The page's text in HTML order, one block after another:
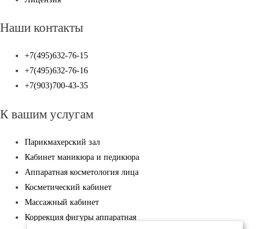
Наши контакты
+7(495)632-76-15
+7(495)632-76-16
+7(903)700-43-35
К вашим услугам
Парикмахерский зал
Кабинет маникюра и педикюра
Аппаратная косметология лица
Косметический кабинет
Массажный кабинет
Коррекция фигуры аппаратная